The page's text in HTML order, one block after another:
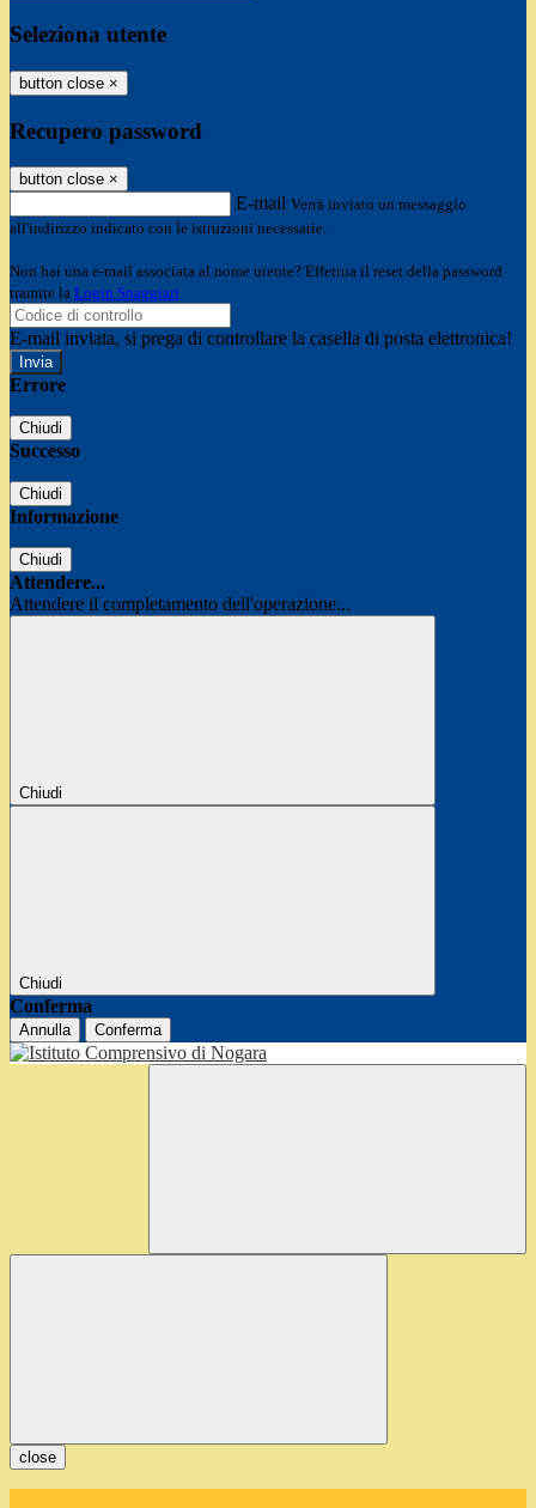
Seleziona utente
button close ×
Recupero password
button close ×
E-mail Verrà inviato un messaggio
all'indirizzo indicato con le istruzioni necessarie.
Non hai una e-mail associata al nome utente? Effettua il reset della password
tramite la Login Spaggiari
E-mail inviata, si prega di controllare la casella di posta elettronica!
Errore
Chiudi
Successo
Chiudi
Informazione
Chiudi
Attendere...
Attendere il completamento dell'operazione...
Chiudi
Chiudi
Conferma
Annulla Conferma
close